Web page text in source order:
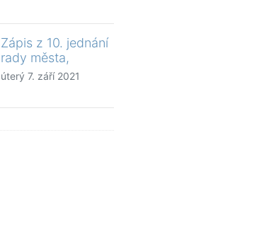
Zápis z 10. jednání
rady města,
úterý 7. září 2021